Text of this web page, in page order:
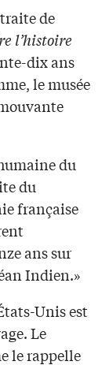
de
l’histoire
dix ans
le musée
du
du
française
ans sur
Indien.»
Unis est
Le
le rappelle